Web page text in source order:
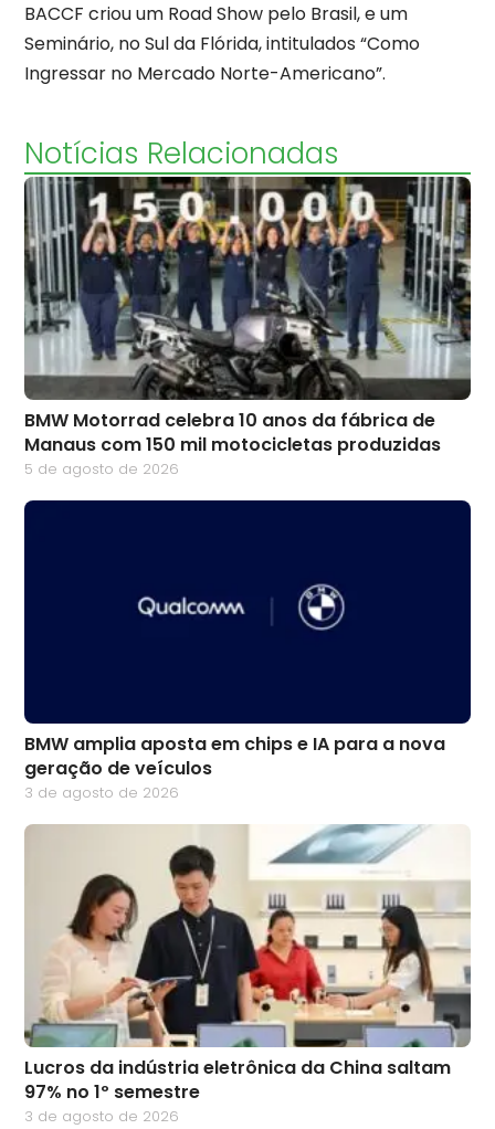
BACCF criou um Road Show pelo Brasil, e um
Seminário, no Sul da Flórida, intitulados “Como
Ingressar no Mercado Norte-Americano”.
Notícias Relacionadas
BMW Motorrad celebra 10 anos da fábrica de
Manaus com 150 mil motocicletas produzidas
5 de agosto de 2026
BMW amplia aposta em chips e IA para a nova
geração de veículos
3 de agosto de 2026
Lucros da indústria eletrônica da China saltam
97% no 1º semestre
3 de agosto de 2026